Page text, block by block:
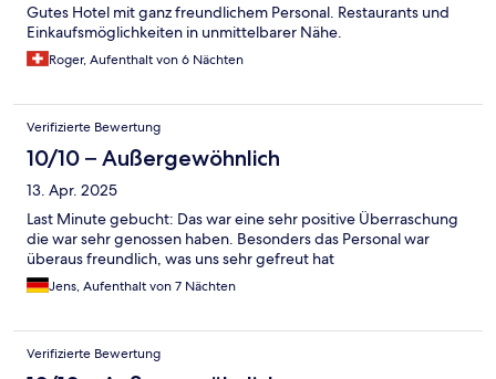
Gutes Hotel mit ganz freundlichem Personal. Restaurants und
Einkaufsmöglichkeiten in unmittelbarer Nähe.
Roger, Aufenthalt von 6 Nächten
Verifizierte Bewertung
10/10 – Außergewöhnlich
13. Apr. 2025
Last Minute gebucht: Das war eine sehr positive Überraschung
die war sehr genossen haben. Besonders das Personal war
überaus freundlich, was uns sehr gefreut hat
Jens, Aufenthalt von 7 Nächten
Verifizierte Bewertung